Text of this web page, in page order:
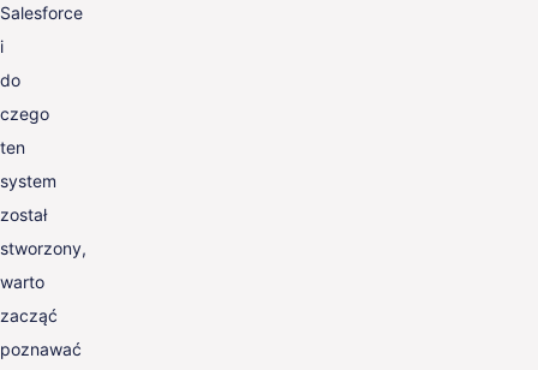
Salesforce
i
do
czego
ten
system
został
stworzony,
warto
zacząć
poznawać